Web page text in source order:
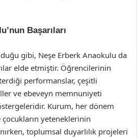
Başarıları
gibi, Neşe Erberk Anaokulu da
elde etmiştir. Öğrencilerinin
performanslar, çeşitli
ve ebeveyn memnuniyeti
Kurum, her dönem
yeteneklerinin
toplumsal duyarlılık projeleri